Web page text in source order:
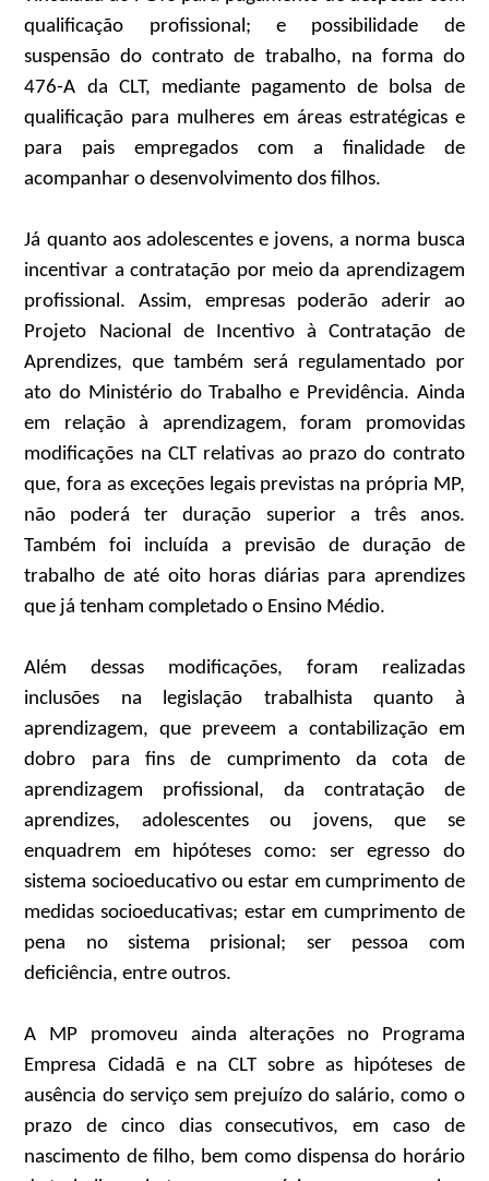
qualificação profissional; e possibilidade de
suspensão do contrato de trabalho, na forma do
476-A da CLT, mediante pagamento de bolsa de
qualificação para mulheres em áreas estratégicas e
para pais empregados com a finalidade de
acompanhar o desenvolvimento dos filhos.
Já quanto aos adolescentes e jovens, a norma busca
incentivar a contratação por meio da aprendizagem
profissional. Assim, empresas poderão aderir ao
Projeto Nacional de Incentivo à Contratação de
Aprendizes, que também será regulamentado por
ato do Ministério do Trabalho e Previdência. Ainda
em relação à aprendizagem, foram promovidas
modificações na CLT relativas ao prazo do contrato
que, fora as exceções legais previstas na própria MP,
não poderá ter duração superior a três anos.
Também foi incluída a previsão de duração de
trabalho de até oito horas diárias para aprendizes
que já tenham completado o Ensino Médio.
Além dessas modificações, foram realizadas
inclusões na legislação trabalhista quanto à
aprendizagem, que preveem a contabilização em
dobro para fins de cumprimento da cota de
aprendizagem profissional, da contratação de
aprendizes, adolescentes ou jovens, que se
enquadrem em hipóteses como: ser egresso do
sistema socioeducativo ou estar em cumprimento de
medidas socioeducativas; estar em cumprimento de
pena no sistema prisional; ser pessoa com
deficiência, entre outros.
A MP promoveu ainda alterações no Programa
Empresa Cidadã e na CLT sobre as hipóteses de
ausência do serviço sem prejuízo do salário, como o
prazo de cinco dias consecutivos, em caso de
nascimento de filho, bem como dispensa do horário